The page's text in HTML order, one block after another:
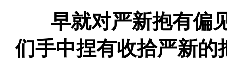
早就对严新抱有偏
们手中捏有收拾严新的